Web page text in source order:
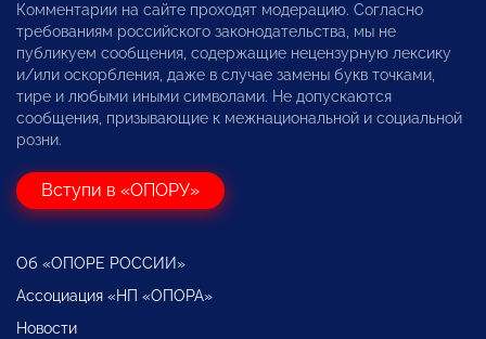
Комментарии на сайте проходят модерацию. Согласно
требованиям российского законодательства, мы не
публикуем сообщения, содержащие нецензурную лексику
и/или оскорбления, даже в случае замены букв точками,
тире и любыми иными символами. Не допускаются
сообщения, призывающие к межнациональной и социальной
розни.
Вступи в «ОПОРУ»
Об «ОПОРЕ РОССИИ»
Ассоциация «НП «ОПОРА»
Новости